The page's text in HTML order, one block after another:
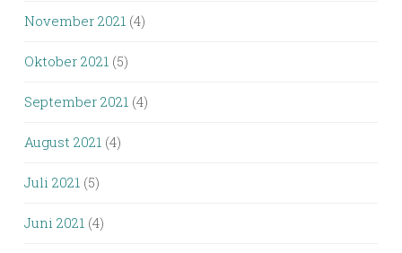
November 2021 (4)
Oktober 2021 (5)
September 2021 (4)
August 2021 (4)
Juli 2021 (5)
Juni 2021 (4)